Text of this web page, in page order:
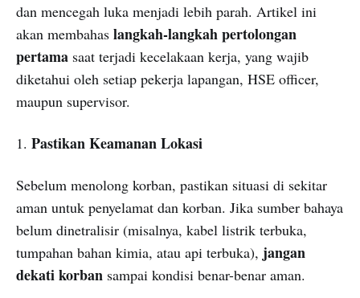
dan mencegah luka menjadi lebih parah. Artikel ini
akan membahas langkah-langkah pertolongan
pertama saat terjadi kecelakaan kerja, yang wajib
diketahui oleh setiap pekerja lapangan, HSE officer,
maupun supervisor.
1. Pastikan Keamanan Lokasi
Sebelum menolong korban, pastikan situasi di sekitar
aman untuk penyelamat dan korban. Jika sumber bahaya
belum dinetralisir (misalnya, kabel listrik terbuka,
tumpahan bahan kimia, atau api terbuka), jangan
dekati korban sampai kondisi benar-benar aman.